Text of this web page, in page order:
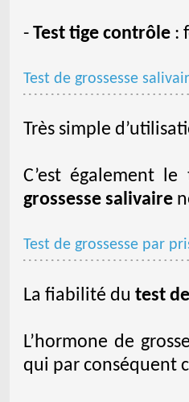
- Test tige contrôle:
Test de grossesse
Très simple
C’est également
grossesse salivaire
Test de grossesse par
La fiabilité du test
L’hormone de
qui par conséquent